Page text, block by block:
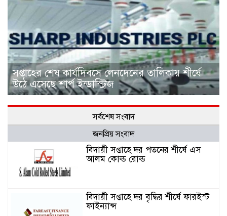
সপ্তাহের শেষ কার্যদিবসে লেনদেনের তালিকায় শীর্ষে
উঠে এসেছে শার্প ইন্ডাস্ট্রিজ
সর্বশেষ সংবাদ
জনপ্রিয় সংবাদ
বিদায়ী সপ্তাহে দর পতনের শীর্ষে এস
আলম কোল্ড রোল্ড
বিদায়ী সপ্তাহে দর বৃদ্ধির শীর্ষে ফারইস্ট
ফাইন্যান্স